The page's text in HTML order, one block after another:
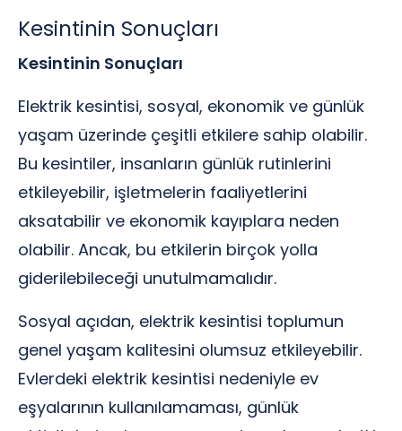
Kesintinin Sonuçları
Kesintinin Sonuçları
Elektrik kesintisi, sosyal, ekonomik ve günlük
yaşam üzerinde çeşitli etkilere sahip olabilir.
Bu kesintiler, insanların günlük rutinlerini
etkileyebilir, işletmelerin faaliyetlerini
aksatabilir ve ekonomik kayıplara neden
olabilir. Ancak, bu etkilerin birçok yolla
giderilebileceği unutulmamalıdır.
Sosyal açıdan, elektrik kesintisi toplumun
genel yaşam kalitesini olumsuz etkileyebilir.
Evlerdeki elektrik kesintisi nedeniyle ev
eşyalarının kullanılamaması, günlük